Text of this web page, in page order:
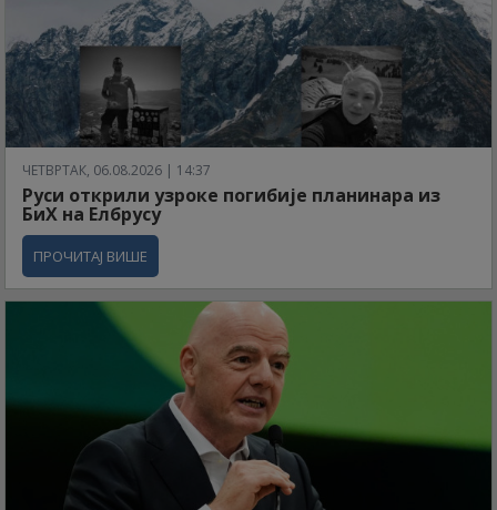
ЧЕТВРТАК, 06.08.2026 | 14:37
Руси открили узроке погибије планинара из
БиХ на Елбрусу
ПРОЧИТАЈ ВИШЕ